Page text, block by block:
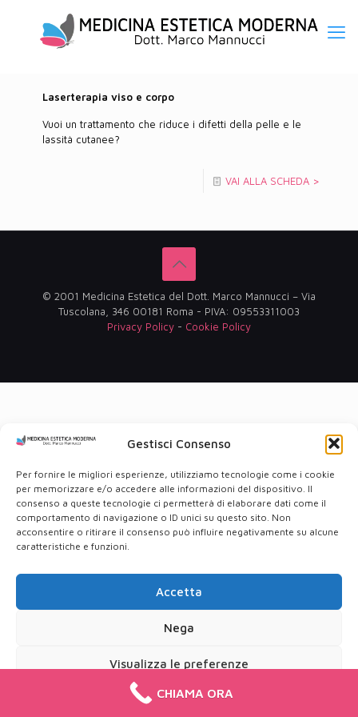
Gestisci Consenso
Per fornire le migliori esperienze, utilizziamo tecnologie come i cookie
per memorizzare e/o accedere alle informazioni del dispositivo. Il
consenso a queste tecnologie ci permetterà di elaborare dati come il
comportamento di navigazione o ID unici su questo sito. Non
acconsentire o ritirare il consenso può influire negativamente su alcune
caratteristiche e funzioni.
Accetta
Nega
Visualizza le preferenze
Cookie PolicyPrivacy Policy
Laserterapia viso e corpo
Vuoi un trattamento che riduce i difetti della pelle e le
lassità cutanee?
VAI ALLA SCHEDA >
© 2001 Medicina Estetica del Dott. Marco Mannucci – Via
Tuscolana, 346 00181 Roma - PIVA: 09553311003
Privacy Policy - Cookie Policy
CHIAMA ORA